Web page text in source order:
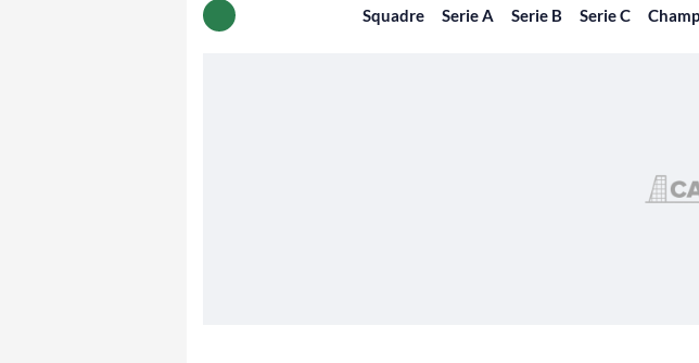
Squadre Serie A Serie B Serie C